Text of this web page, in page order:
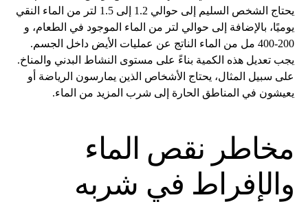
يحتاج الشخص السليم إلى حوالي 1.2 إلى 1.5 لتر من الماء النقي
يوميًا، بالإضافة إلى حوالي لتر من الماء الموجود في الطعام، و
200-400 مل من الماء الناتج عن عمليات الأيض داخل الجسم.
يجب تعديل هذه الكمية بناءً على مستوى النشاط البدني والمناخ.
على سبيل المثال، يحتاج الأشخاص الذين يمارسون الرياضة أو
يعيشون في المناطق الحارة إلى شرب المزيد من الماء.
مخاطر نقص الماء
والإفراط في شربه